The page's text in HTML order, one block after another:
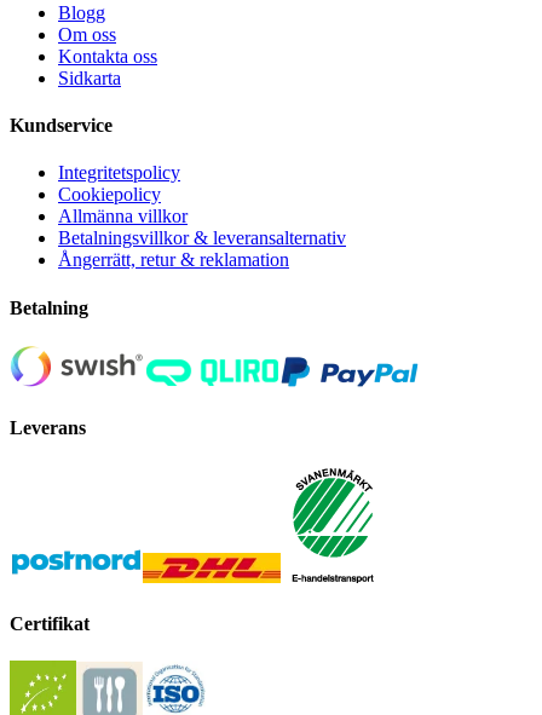
Blogg
Om oss
Kontakta oss
Sidkarta
Kundservice
Integritetspolicy
Cookiepolicy
Allmänna villkor
Betalningsvillkor & leveransalternativ
Ångerrätt, retur & reklamation
Betalning
Leverans
Certifikat